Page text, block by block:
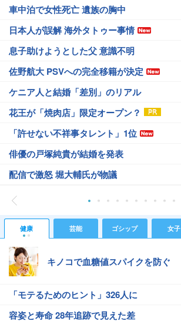
車中泊で女性死亡 遺族の胸中
日本人が誤解 海外タトゥー事情
息子助けようとした父 意識不明
佐野航大 PSVへの完全移籍が決定
ケニア人と結婚「差別」のリアル
花王が「焼肉店」限定オープン？
「許せない不祥事タレント」1位
俳優の戸塚純貴が結婚を発表
配信で激怒 堀大輔氏が物議
健康 芸能 ゴシップ 女子
キノコで血糖値スパイクを防ぐ
「モテるためのヒント」326人に
容姿と寿命 28年追跡で見えた差